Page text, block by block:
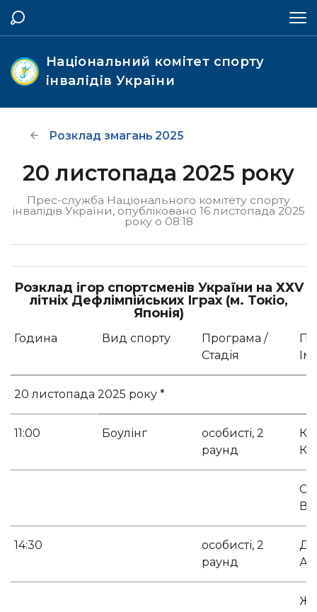
Національний комітет спорту
інвалідів України
Розклад змагань 2025
20 листопада 2025 року
Прес-служба Національного комітету спорту
інвалідів України, опубліковано 16 листопада 2025
року о 08:18
Розклад ігор спортсменів України на ХХV
літніх Дефлімпійських Іграх (м. Токіо,
Японія)
Година Вид спорту
Програма /
Стадія
20 листопада 2025 року *
11:00 Боулінг
особисті, 2
раунд
14:30
особисті, 2
раунд